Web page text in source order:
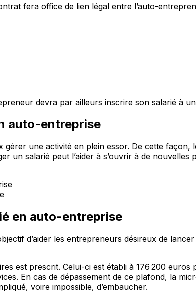
fera office de lien légal entre l’auto-
devra par ailleurs inscrire son salarié à
auto-entreprise
une activité en plein essor. De cette
salarié peut l’aider à s’ouvrir à de nouvelles
en auto-entreprise
d’aider les entrepreneurs désireux de
est prescrit. Celui-ci est établi à 176 200
En cas de dépassement de ce plafond, la
voire impossible, d’embaucher.